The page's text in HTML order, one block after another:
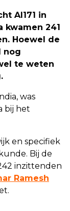
AI171 in
kwamen 241
Hoewel de
nog
te weten
was
bij het
en specifiek
Bij de
inzittenden
Ramesh